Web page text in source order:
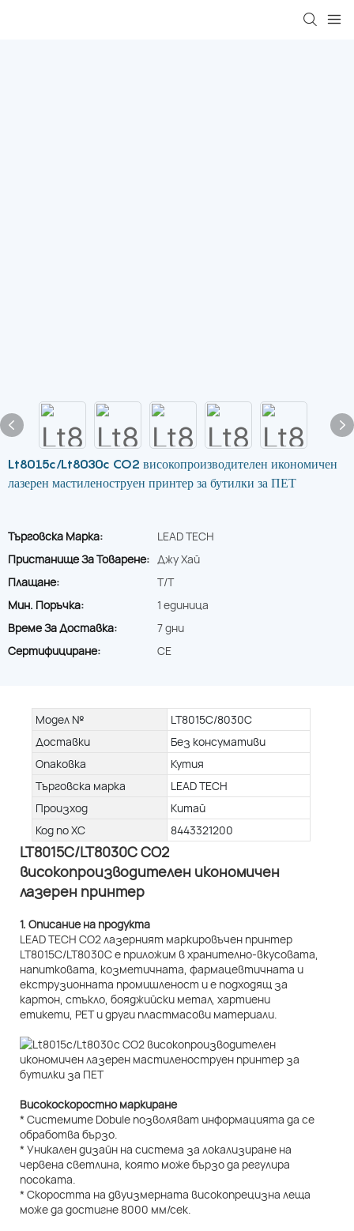
Lt8015c/Lt8030c CO2 високопроизводителен икономичен
лазерен мастиленоструен принтер за бутилки за ПЕТ
Търговска Марка:
LEAD TECH
Пристанище За Товарене: Джу Хай
Плащане:
T/T
Мин. Поръчка:
1 единица
Време За Доставка:
7 дни
Сертифициране:
CE
Модел №
LT8015C/8030C
Доставки
Без консумативи
Опаковка
Кутия
Търговска марка
LEAD TECH
Произход
Китай
Код по ХС
8443321200
LT8015C/LT8030C CO2
високопроизводителен икономичен
лазерен принтер
1. Описание на продукта
LEAD TECH CO2 лазерният маркировъчен принтер
LT8015C/LT8030C е приложим в хранително-вкусовата,
напитковата, козметичната, фармацевтичната и
екструзионната промишленост и е подходящ за
картон, стъкло, бояджийски метал, хартиени
етикети, PET и други пластмасови материали.
Високоскоростно маркиране
* Системите Dobule позволяват информацията да се
обработва бързо.
* Уникален дизайн на система за локализиране на
червена светлина, която може бързо да регулира
посоката.
* Скоростта на двуизмерната високопрецизна леща
може да достигне 8000 мм/сек.